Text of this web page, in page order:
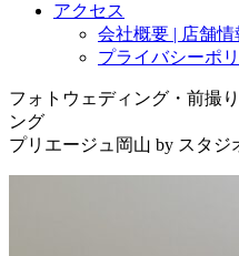
アクセス
会社概要 | 店舗情
プライバシーポ
フォトウェディング・前撮
ング
プリエージュ岡山 by スタジ